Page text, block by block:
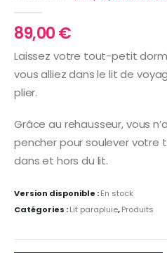
89,00€
Laissez votre tout-petit
vous alliez dans le lit de
plier.
Grâce au rehausseur, vous
pencher pour soulever
dans et hors du lit.
Version disponible :En stock
Catégories :Lit parapluie,Produits